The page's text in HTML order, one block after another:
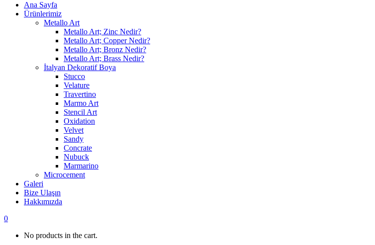
Ana Sayfa
Ürünlerimiz
Metallo Art
Metallo Art; Zinc Nedir?
Metallo Art; Copper Nedir?
Metallo Art; Bronz Nedir?
Metallo Art; Brass Nedir?
İtalyan Dekoratif Boya
Stucco
Velature
Travertino
Marmo Art
Stencil Art
Oxidation
Velvet
Sandy
Concrate
Nubuck
Marmarino
Microcement
Galeri
Bize Ulaşın
Hakkımızda
0
No products in the cart.